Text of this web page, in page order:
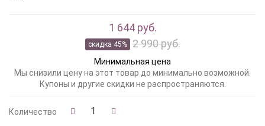
1 644 руб.
скидка 45% 2 990 руб.
Минимальная цена
Мы снизили цену на этот товар до минимально возможной.
Купоны и другие скидки не распространяются.
Количество